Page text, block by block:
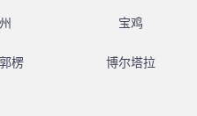
宝鸡
楞 博尔塔拉